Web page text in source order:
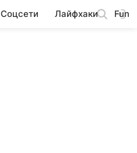
Соцсети Лайфхаки Fun